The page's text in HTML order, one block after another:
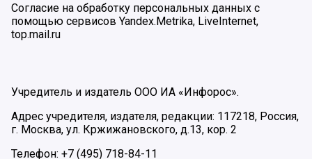
Согласие на обработку персональных данных с
помощью сервисов Yandex.Metrika, LiveInternet,
top.mail.ru
Учредитель и издатель ООО ИА «Инфорос».
Адрес учредителя, издателя, редакции: 117218, Россия,
г. Москва, ул. Кржижановского, д.13, кор. 2
Телефон: +7 (495) 718-84-11